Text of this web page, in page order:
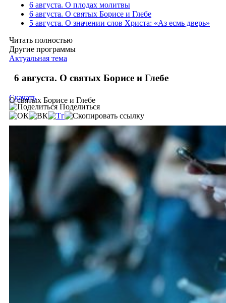
6 августа. О плодах молитвы
6 августа. О святых Борисе и Глебе
5 августа. О значении слов Христа: «Аз есмь дверь»
Читать полностью
Другие программы
Актуальная тема
6 августа. О святых Борисе и Глебе
О святых Борисе и Глебе
Скачать
Поделиться